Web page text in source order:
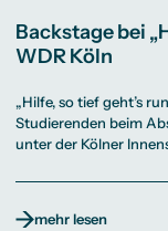
Backstage bei
WDR Köln
„Hilfe, so tief geht’s
Studierenden beim
unter der Kölner
mehr lesen